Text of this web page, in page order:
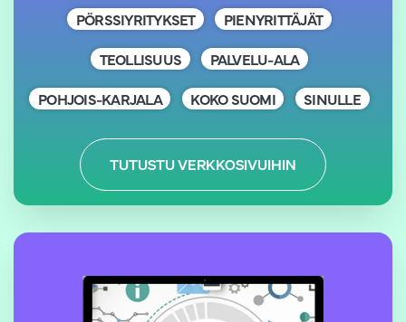
PÖRSSIYRITYKSET
PIENYRITTÄJÄT
TEOLLISUUS
PALVELU-ALA
POHJOIS-KARJALA
KOKO SUOMI SINULLE
TUTUSTU VERKKOSIVUIHIN